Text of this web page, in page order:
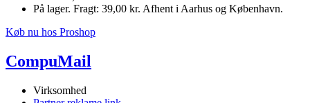
På lager. Fragt: 39,00 kr. Afhent i Aarhus og København.
Køb nu hos Proshop
CompuMail
Virksomhed